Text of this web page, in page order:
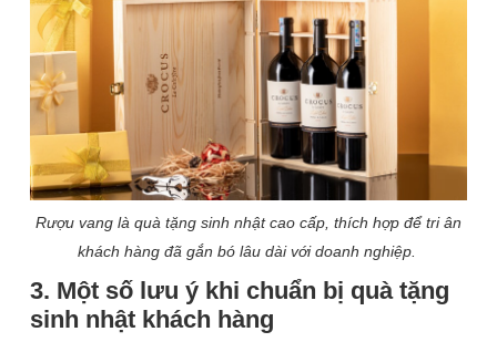
Rượu vang là quà tặng sinh nhật cao cấp, thích hợp để tri ân
khách hàng đã gắn bó lâu dài với doanh nghiệp.
3. Một số lưu ý khi chuẩn bị quà tặng
sinh nhật khách hàng